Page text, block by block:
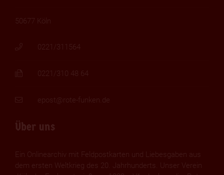
50677 Köln
0221/311564
0221/310 48 64
epost@rote-funken.de
Über uns
Ein Onlinearchiv mit Feldpostkarten und Liebesgaben aus
dem ersten Weltkrieg des 20. Jahrhunderts. Unser Verein